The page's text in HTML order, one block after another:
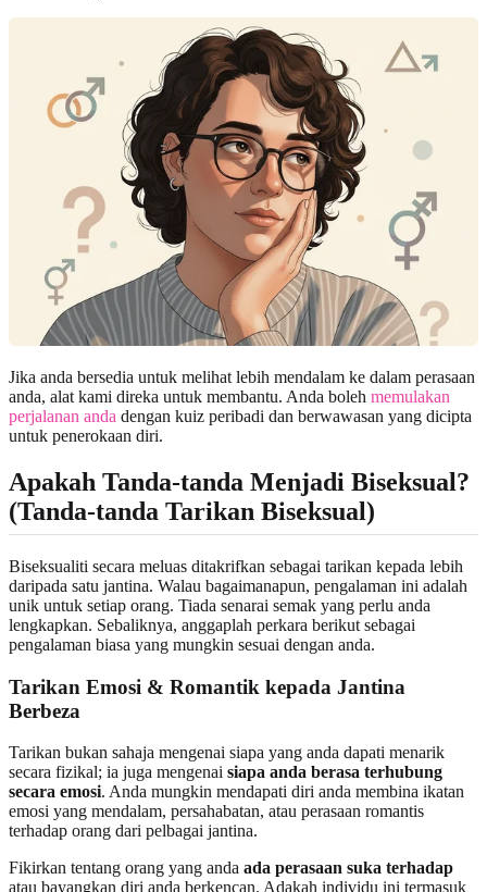
Jika anda bersedia untuk melihat lebih mendalam ke dalam perasaan
anda, alat kami direka untuk membantu. Anda boleh memulakan
perjalanan anda dengan kuiz peribadi dan berwawasan yang dicipta
untuk penerokaan diri.
Apakah Tanda-tanda Menjadi Biseksual?
(Tanda-tanda Tarikan Biseksual)
Biseksualiti secara meluas ditakrifkan sebagai tarikan kepada lebih
daripada satu jantina. Walau bagaimanapun, pengalaman ini adalah
unik untuk setiap orang. Tiada senarai semak yang perlu anda
lengkapkan. Sebaliknya, anggaplah perkara berikut sebagai
pengalaman biasa yang mungkin sesuai dengan anda.
Tarikan Emosi & Romantik kepada Jantina
Berbeza
Tarikan bukan sahaja mengenai siapa yang anda dapati menarik
secara fizikal; ia juga mengenai siapa anda berasa terhubung
secara emosi. Anda mungkin mendapati diri anda membina ikatan
emosi yang mendalam, persahabatan, atau perasaan romantis
terhadap orang dari pelbagai jantina.
Fikirkan tentang orang yang anda ada perasaan suka terhadap
atau bayangkan diri anda berkencan. Adakah individu ini termasuk